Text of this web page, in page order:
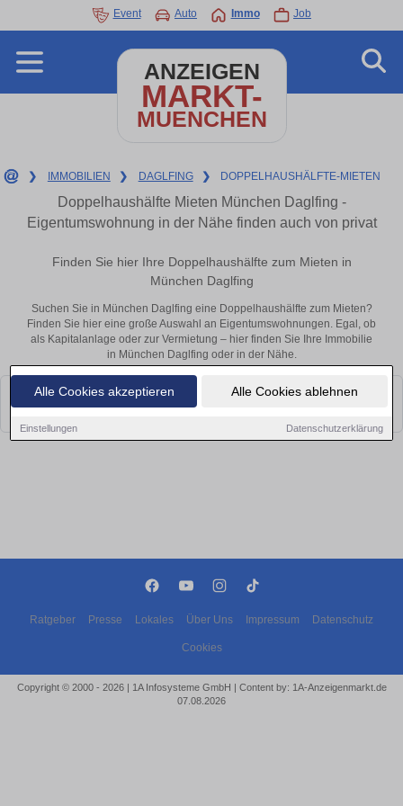
Alle Cookies akzeptieren Alle Cookies ablehnen
Einstellungen Datenschutzerklärung
Event Auto Immo Job
ANZEIGEN
MARKT-
MUENCHEN
❯ IMMOBILIEN ❯ DAGLFING ❯ DOPPELHAUSHÄLFTE-MIETEN
Doppelhaushälfte Mieten München Daglfing -
Eigentumswohnung in der Nähe finden auch von privat
Finden Sie hier Ihre Doppelhaushälfte zum Mieten in
München Daglfing
Suchen Sie in München Daglfing eine Doppelhaushälfte zum Mieten?
Finden Sie hier eine große Auswahl an Eigentumswohnungen. Egal, ob
als Kapitalanlage oder zur Vermietung – hier finden Sie Ihre Immobilie
in München Daglfing oder in der Nähe.
Leider konnten wir derzeit keine passenden Objekte finden. Schauen Sie
bald wieder vorbei!
Ratgeber Presse Lokales Über Uns Impressum Datenschutz
Cookies
Copyright © 2000 - 2026 | 1A Infosysteme GmbH | Content by: 1A-Anzeigenmarkt.de
07.08.2026